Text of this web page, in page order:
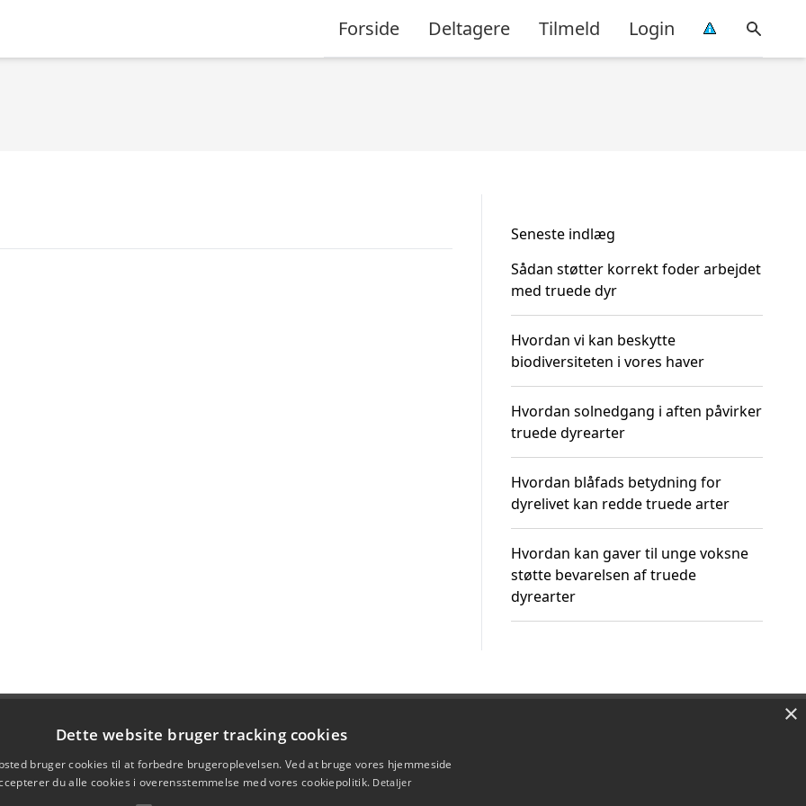
Forside Deltagere Tilmeld Login
Seneste indlæg
Sådan støtter korrekt foder arbejdet
med truede dyr
Hvordan vi kan beskytte
biodiversiteten i vores haver
Hvordan solnedgang i aften påvirker
truede dyrearter
Hvordan blåfads betydning for
dyrelivet kan redde truede arter
Hvordan kan gaver til unge voksne
støtte bevarelsen af truede
dyrearter
×
Dette website bruger tracking cookies
bruger cookies til at forbedre brugeroplevelsen. Ved at bruge vores hjemmeside
du alle cookies i overensstemmelse med vores cookiepolitik. Detaljer